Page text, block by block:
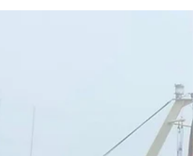
Ein historischer Meilenstein bei
Marinekameradschaft an der Langen Brücke
wiederentdeckt und gemeinsam geborgen,
restauriert und für die breite Öffentlichkeit
zugänglich vor den Toren der
Marinekameradschaft auf dem Köllnischen